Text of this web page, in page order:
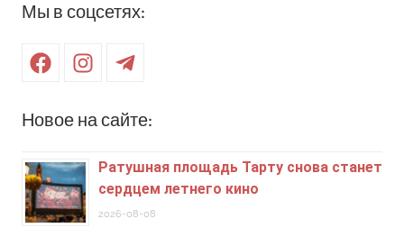
Мы в соцсетях:
FacebookInstagramTelegram
Новое на сайте:
Ратушная площадь Тарту снова станет
сердцем летнего кино
2026-08-08